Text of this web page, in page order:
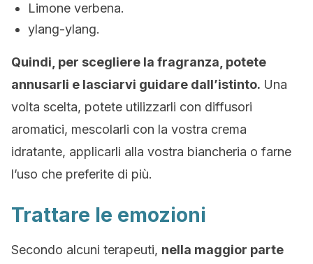
Limone verbena.
ylang-ylang.
Quindi, per scegliere la fragranza, potete
annusarli e lasciarvi guidare dall’istinto. Una
volta scelta, potete utilizzarli con diffusori
aromatici, mescolarli con la vostra crema
idratante, applicarli alla vostra biancheria o farne
l’uso che preferite di più.
Trattare le emozioni
Secondo alcuni terapeuti, nella maggior parte